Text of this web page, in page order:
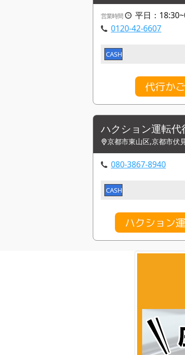
営業時間
平日：
0120-42-6607
CASH
代行か
ハクション運転代
京都市東山区,京都市伏
080-3867-8940
CASH
ハクション